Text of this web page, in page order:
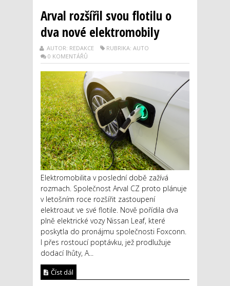
Arval rozšířil svou flotilu o
dva nové elektromobily
AUTOR: REDAKCE
RUBRIKA: AUTO
0 KOMENTÁŘŮ
Elektromobilita v poslední době zažívá
rozmach. Společnost Arval CZ proto plánuje
v letošním roce rozšířit zastoupení
elektroaut ve své flotile. Nově pořídila dva
plně elektrické vozy Nissan Leaf, které
poskytla do pronájmu společnosti Foxconn.
I přes rostoucí poptávku, jež prodlužuje
dodací lhůty, A...
Číst dál